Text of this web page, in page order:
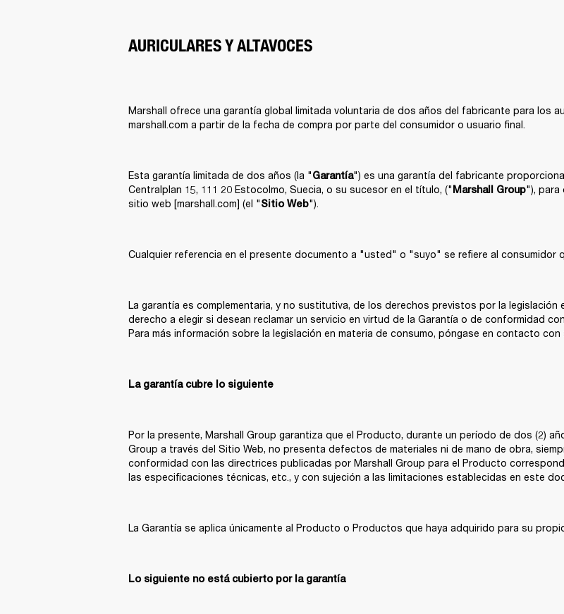
AURICULARES Y ALTAVOCES
Marshall ofrece una garantía global limitada voluntaria de dos años del fabricante para los
marshall.com a partir de la fecha de compra por parte del consumidor o usuario final.
Esta garantía limitada de dos años (la "Garantía") es una garantía del fabricante
Centralplan 15, 111 20 Estocolmo, Suecia, o su sucesor en el título, (" Marshall Group"), para
sitio web [marshall.com] (el "Sitio Web").
Cualquier referencia en el presente documento a "usted" o "suyo" se refiere al consumidor
La garantía es complementaria, y no sustitutiva, de los derechos previstos por la legislación
derecho a elegir si desean reclamar un servicio en virtud de la Garantía o de conformidad
Para más información sobre la legislación en materia de consumo, póngase en contacto
La garantía cubre lo siguiente
Por la presente, Marshall Group garantiza que el Producto, durante un período de dos (2)
Group a través del Sitio Web, no presenta defectos de materiales ni de mano de obra,
conformidad con las directrices publicadas por Marshall Group para el Producto
las especificaciones técnicas, etc., y con sujeción a las limitaciones establecidas en este
La Garantía se aplica únicamente al Producto o Productos que haya adquirido para su
Lo siguiente no está cubierto por la garantía